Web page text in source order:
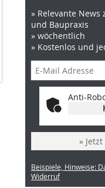
» Relevante
und Baupraxis
» wöchentlich
» Kostenlos und
Anti-
»
Beispiele, Hinweise:
Widerruf